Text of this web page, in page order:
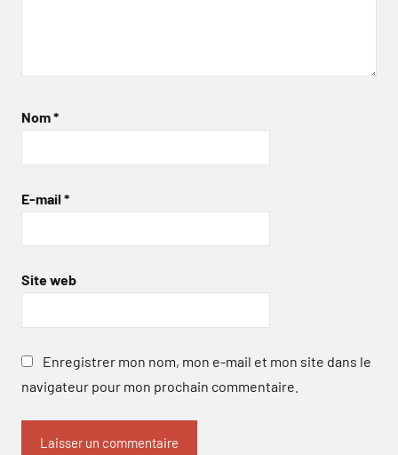
Nom*
E-mail *
Site web
Enregistrer mon nom, mon e-mail et mon site dans le
navigateur pour mon prochain commentaire.